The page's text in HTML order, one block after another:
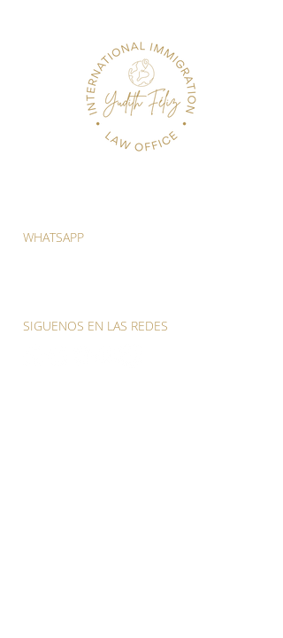
WHATSAPP
SIGUENOS EN LAS REDES